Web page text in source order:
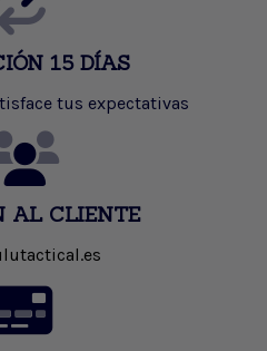
15 DÍAS
tus expectativas
AL CLIENTE